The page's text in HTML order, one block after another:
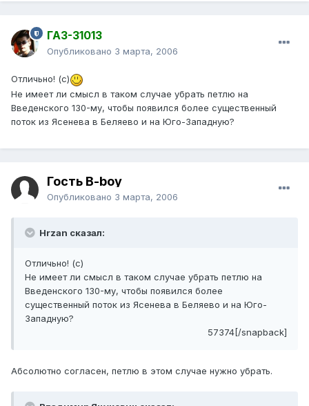
ГАЗ-31013
Опубликовано 3 марта, 2006
Отличьно! (с)
Не имеет ли смысл в таком случае убрать петлю на
Введенского 130-му, чтобы появился более существенный
поток из Ясенева в Беляево и на Юго-Западную?
Гость B-boy
Опубликовано 3 марта, 2006
Hrzan сказал:
Отличьно! (с)
Не имеет ли смысл в таком случае убрать петлю на
Введенского 130-му, чтобы появился более
существенный поток из Ясенева в Беляево и на Юго-
Западную?
57374[/snapback]
Абсолютно согласен, петлю в этом случае нужно убрать.